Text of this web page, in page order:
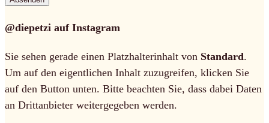
@diepetzi auf Instagram
Sie sehen gerade einen Platzhalterinhalt von Standard.
Um auf den eigentlichen Inhalt zuzugreifen, klicken Sie
auf den Button unten. Bitte beachten Sie, dass dabei Daten
an Drittanbieter weitergegeben werden.